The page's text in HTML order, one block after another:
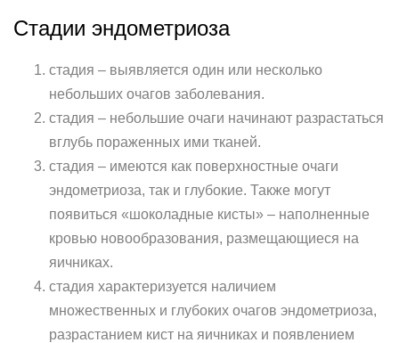
Стадии эндометриоза
стадия – выявляется один или несколько
небольших очагов заболевания.
стадия – небольшие очаги начинают разрастаться
вглубь пораженных ими тканей.
стадия – имеются как поверхностные очаги
эндометриоза, так и глубокие. Также могут
появиться «шоколадные кисты» – наполненные
кровью новообразования, размещающиеся на
яичниках.
стадия характеризуется наличием
множественных и глубоких очагов эндометриоза,
разрастанием кист на яичниках и появлением